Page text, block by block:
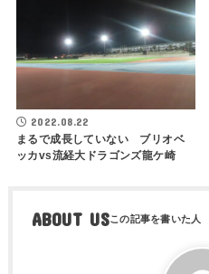
2022.08.22
まるで成長していない ブリオベ
ッカvs流経大ドラゴンズ龍ケ崎
ABOUT US